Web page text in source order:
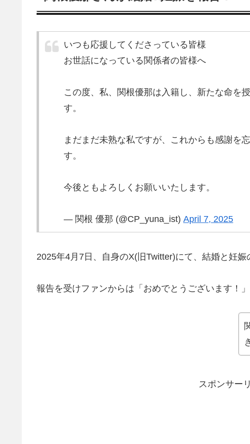
いつも応援してくださっている皆様
お世話になっている関係者の皆様へ
この度、私、関根優那は入籍し、新たな命を
す。
まだまだ未熟な私ですが、これからも感謝を
す。
今後ともよろしくお願いいたします。
— 関根 優那 (@CP_yuna_ist) April 7, 2025
2025年4月7日、自身のX(旧Twitter)にて、結婚と妊娠
報告を受けファンからは「おめでとうございます！
スポンサー